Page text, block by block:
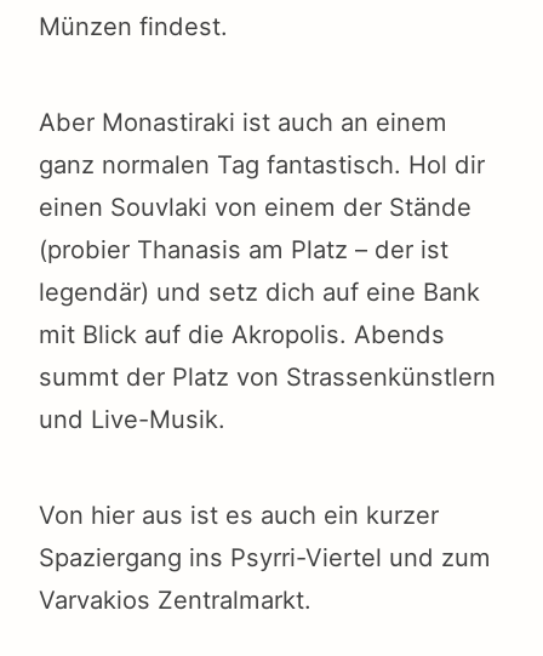
Münzen findest.
Aber Monastiraki ist auch an einem
ganz normalen Tag fantastisch. Hol dir
einen Souvlaki von einem der Stände
(probier Thanasis am Platz – der ist
legendär) und setz dich auf eine Bank
mit Blick auf die Akropolis. Abends
summt der Platz von Strassenkünstlern
und Live-Musik.
Von hier aus ist es auch ein kurzer
Spaziergang ins Psyrri-Viertel und zum
Varvakios Zentralmarkt.